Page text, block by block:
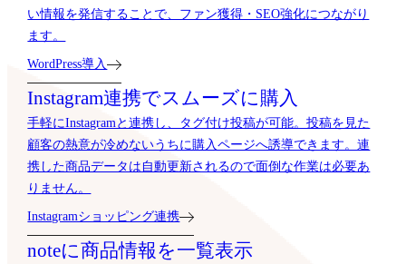
い情報を発信することで、ファン獲得・SEO強化につながり
ます。
WordPress導入
Instagram連携でスムーズに購入
手軽にInstagramと連携し、タグ付け投稿が可能。投稿を見た
顧客の熱意が冷めないうちに購入ページへ誘導できます。連
携した商品データは自動更新されるので面倒な作業は必要あ
りません。
Instagramショッピング連携
noteに商品情報を一覧表示